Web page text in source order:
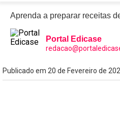
Aprenda a preparar receitas
Portal Edicase
Publicado em 20 de Fevereiro de